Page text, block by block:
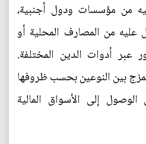
من مؤسسات ودول أجنبية،
من المصارف المحلية أو
عبر أدوات الدين المختلفة.
بين النوعين بحسب ظروفها
إلى الأسواق المالية